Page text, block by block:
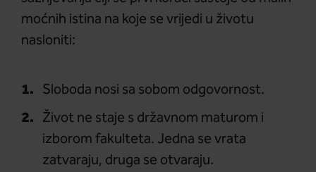
moćnih istina na koje se vrijedi u životu
nasloniti:
Sloboda nosi sa sobom odgovornost.
Život ne staje s državnom maturom i
izborom fakulteta. Jedna se vrata
zatvaraju, druga se otvaraju.